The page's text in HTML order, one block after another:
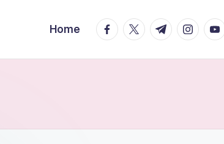
Home facebook.com
twitter.com
t.me